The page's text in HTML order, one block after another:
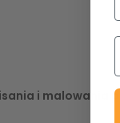
i malowania